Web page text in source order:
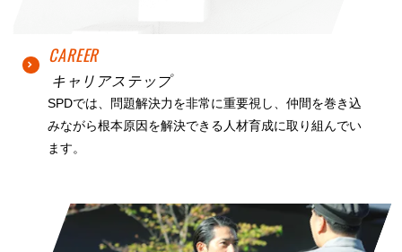
CAREER
キャリアステップ
SPDでは、問題解決力を非常に重要視し、仲間を巻き込
みながら根本原因を解決できる人材育成に取り組んでい
ます。